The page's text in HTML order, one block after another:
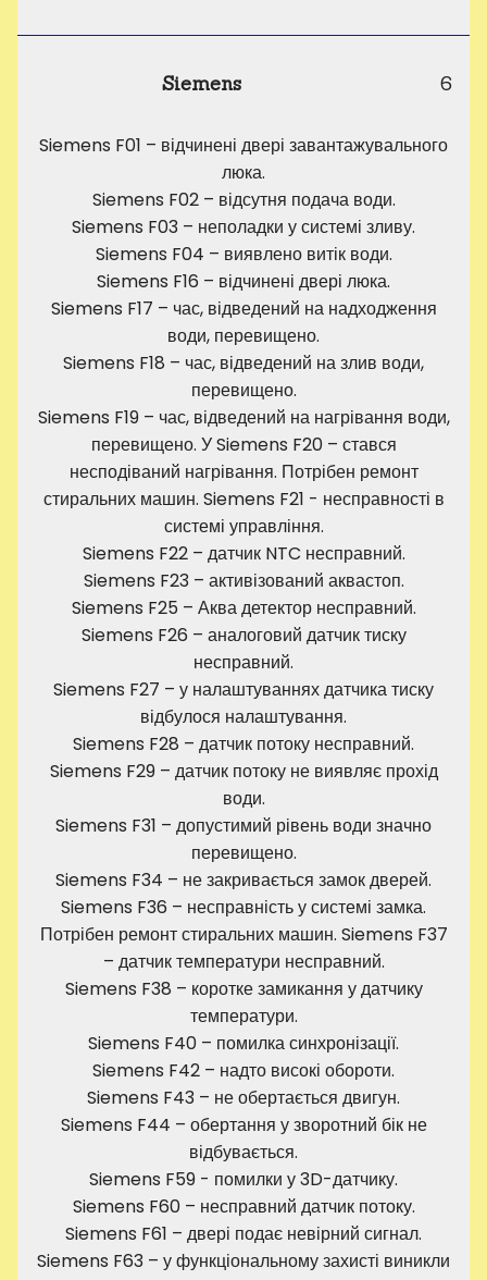
Siemens 6
Siemens F01 – відчинені двері завантажувального
люка.
Siemens F02 – відсутня подача води.
Siemens F03 – неполадки у системі зливу.
Siemens F04 – виявлено витік води.
Siemens F16 – відчинені двері люка.
Siemens F17 – час, відведений на надходження
води, перевищено.
Siemens F18 – час, відведений на злив води,
перевищено.
Siemens F19 – час, відведений на нагрівання води,
перевищено. У Siemens F20 – стався
несподіваний нагрівання. Потрібен ремонт
стиральних машин. Siemens F21 - несправності в
системі управління.
Siemens F22 – датчик NTC несправний.
Siemens F23 – активізований аквастоп.
Siemens F25 – Аква детектор несправний.
Siemens F26 – аналоговий датчик тиску
несправний.
Siemens F27 – у налаштуваннях датчика тиску
відбулося налаштування.
Siemens F28 – датчик потоку несправний.
Siemens F29 – датчик потоку не виявляє прохід
води.
Siemens F31 – допустимий рівень води значно
перевищено.
Siemens F34 – не закривається замок дверей.
Siemens F36 – несправність у системі замка.
Потрібен ремонт стиральних машин. Siemens F37
– датчик температури несправний.
Siemens F38 – коротке замикання у датчику
температури.
Siemens F40 – помилка синхронізації.
Siemens F42 – надто високі обороти.
Siemens F43 – не обертається двигун.
Siemens F44 – обертання у зворотний бік не
відбувається.
Siemens F59 - помилки у 3D-датчику.
Siemens F60 – несправний датчик потоку.
Siemens F61 – двері подає невірний сигнал.
Siemens F63 – у функціональному захисті виникли